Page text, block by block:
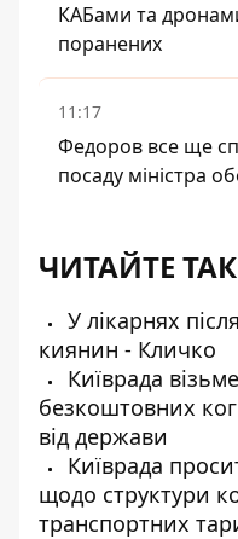
КАБами та
поранених
11:17
Федоров все ще
посаду міністра
ЧИТАЙТЕ
У лікарнях
киянин - Кличко
Київрада
безкоштовних
від держави
Київрада
щодо структури
транспортних